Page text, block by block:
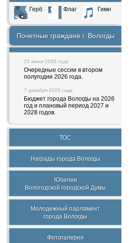
Герб Флаг Гимн
Почетные граждане г. Вологды
25 июня 2026 года
Очередные сессии в втором
полугодии 2026 года.
7 декабря 2025 года
Бюджет города Вологды на 2026
год и плановый период 2027 и
2028 годов.
ТОС
Награды города Вологды
Юбилеи
Вологодской городской Думы
Молодежный парламент
города Вологды
Фотогалерея